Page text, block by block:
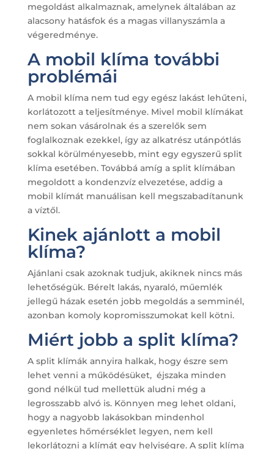
megoldást alkalmaznak, amelynek általában az
alacsony hatásfok és a magas villanyszámla a
végeredménye.
A mobil klíma további
problémái
A mobil klíma nem tud egy egész lakást lehűteni,
korlátozott a teljesítménye. Mivel mobil klímákat
nem sokan vásárolnak és a szerelők sem
foglalkoznak ezekkel, így az alkatrész utánpótlás
sokkal körülményesebb, mint egy egyszerű split
klíma esetében. Továbbá amíg a split klímában
megoldott a kondenzvíz elvezetése, addig a
mobil klímát manuálisan kell megszabadítanunk
a víztől.
Kinek ajánlott a mobil
klíma?
Ajánlani csak azoknak tudjuk, akiknek nincs más
lehetőségük. Bérelt lakás, nyaraló, műemlék
jellegű házak esetén jobb megoldás a semminél,
azonban komoly kopromisszumokat kell kötni.
Miért jobb a split klíma?
A split klímák annyira halkak, hogy észre sem
lehet venni a működésüket, éjszaka minden
gond nélkül tud mellettük aludni még a
legrosszabb alvó is. Könnyen meg lehet oldani,
hogy a nagyobb lakásokban mindenhol
egyenletes hőmérséklet legyen, nem kell
lekorlátozni a klímát egy helyiségre. A split klíma